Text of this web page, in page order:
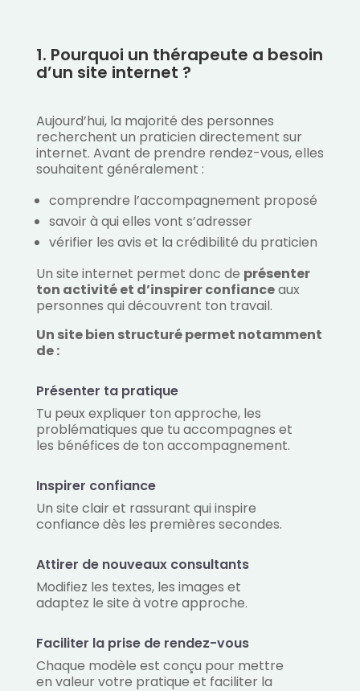
1. Pourquoi un thérapeute a besoin
d’un site internet ?
Aujourd’hui, la majorité des personnes
recherchent un praticien directement sur
internet. Avant de prendre rendez-vous, elles
souhaitent généralement :
comprendre l’accompagnement proposé
savoir à qui elles vont s’adresser
vérifier les avis et la crédibilité du praticien
Un site internet permet donc de présenter
ton activité et d’inspirer confianceaux
personnes qui découvrent ton travail.
Un site bien structuré permet notamment
de :
Présenter ta pratique
Tu peux expliquer ton approche, les
problématiques que tu accompagnes et
les bénéfices de ton accompagnement.
Inspirer confiance
Un site clair et rassurant qui inspire
confiance dès les premières secondes.
Attirer de nouveaux consultants
Modifiez les textes, les images et
adaptez le site à votre approche.
Faciliter la prise de rendez-vous
Chaque modèle est conçu pour mettre
en valeur votre pratique et faciliter la